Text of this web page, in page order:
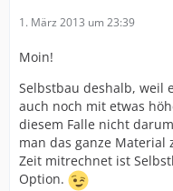
1. März 2013 um 23:39
Moin!
Selbstbau deshalb, weil
auch noch mit etwas
diesem Falle nicht
man das ganze
Zeit mitrechnet ist
Option.